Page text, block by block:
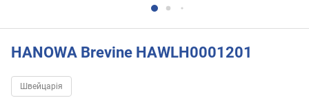
HANOWA Brevine HAWLH0001201
Швейцарія